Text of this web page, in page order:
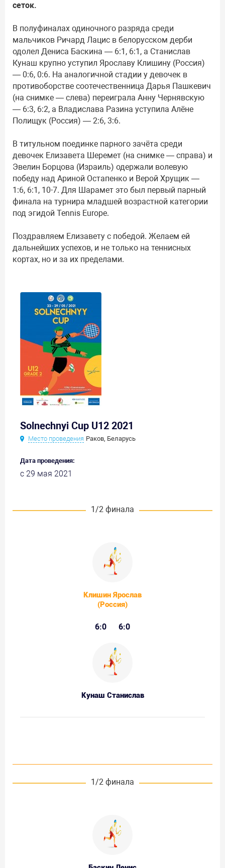
сеток.
В полуфиналах одиночного разряда среди
мальчиков Ричард Лацис в белорусском дерби
одолел Дениса Баскина — 6:1, 6:1, а Станислав
Кунаш крупно уступил Ярославу Клишину (Россия)
— 0:6, 0:6. На аналогичной стадии у девочек в
противоборстве соотечественница Дарья Пашкевич
(на снимке — слева) переиграла Анну Чернявскую
— 6:3, 6:2, а Владислава Разина уступила Алёне
Полищук (Россия) — 2:6, 3:6.
В титульном поединке парного зачёта среди
девочек Елизавета Шеремет (на снимке — справа) и
Эвелин Борцова (Израиль) одержали волевую
победу над Ариной Остапенко и Верой Хрущик —
1:6, 6:1, 10-7. Для Шарамет это был первый парный
финала на турнира младшей возрастной категории
под эгидой Tennis Europe.
Поздравляем Елизавету с победой. Желаем ей
дальнейших успехов, и не только на теннисных
кортах, но и за их пределами.
Solnechnyi Cup U12 2021
Место проведения Раков, Беларусь
Дата проведения:
с 29 мая 2021
1/2 финала
Клишин Ярослав
(Россия)
6:0 6:0
Кунаш Станислав
1/2 финала